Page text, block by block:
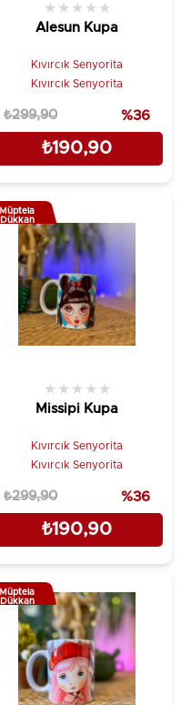
Alesun Kupa
★ ★ ★ ★ ★
Kıvırcık Senyorita
Kıvırcık Senyorita
₺190,90
₺299,90 %36
Missipi Kupa
★ ★ ★ ★ ★
Kıvırcık Senyorita
Kıvırcık Senyorita
₺190,90
₺299,90 %36
Müptela
Dükkan
Müptela
Dükkan